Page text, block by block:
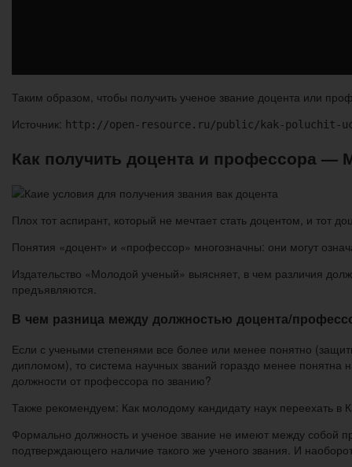
Таким образом, чтобы получить ученое звание доцента или
Источник: http://open-resource.ru/public/kak-poluchit-
Как получить доцента и профессора —
Плох тот аспирант, который не мечтает стать доцентом, и тот
Понятия «доцент» и «профессор» многозначны: они могут
Издательство «Молодой ученый» выясняет, в чем различия
предъявляются.
В чем разница между должностью доцента/
Если с учеными степенями все более или менее понятно
дипломом), то система научных званий гораздо менее
должности от профессора по званию?
Также рекомендуем: Как молодому кандидату наук переехать в
Формально должность и ученое звание не имеют между собой
подтверждающего наличие такого же ученого звания. И